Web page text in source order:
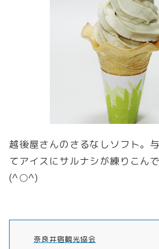
越後屋さんのさるなしソフト。
てアイスにサルナシが練りこん
(^○^)
奈良井宿観光協会